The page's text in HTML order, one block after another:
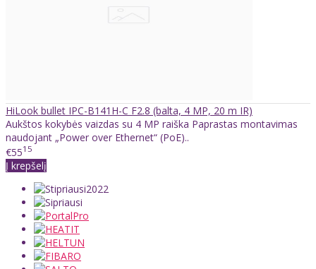
HiLook bullet IPC-B141H-C F2.8 (balta, 4 MP, 20 m IR)
Aukštos kokybės vaizdas su 4 MP raiška Paprastas montavimas
naudojant „Power over Ethernet“ (PoE)..
€5515
Į krepšelį